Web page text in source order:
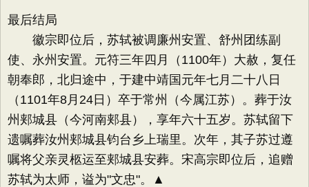
最后结局
徽宗即位后，苏轼被调廉州安置、舒州团练副
使、永州安置。元符三年四月（1100年）大赦，复任
朝奉郎，北归途中，于建中靖国元年七月二十八日
（1101年8月24日）卒于常州（今属江苏）。葬于汝
州郏城县（今河南郏县），享年六十五岁。苏轼留下
遗嘱葬汝州郏城县钧台乡上瑞里。次年，其子苏过遵
嘱将父亲灵柩运至郏城县安葬。宋高宗即位后，追赠
苏轼为太师，谥为"文忠"。▲